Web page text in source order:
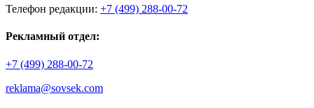
Телефон редакции: +7 (499) 288-00-72
Рекламный отдел:
+7 (499) 288-00-72
reklama@sovsek.com